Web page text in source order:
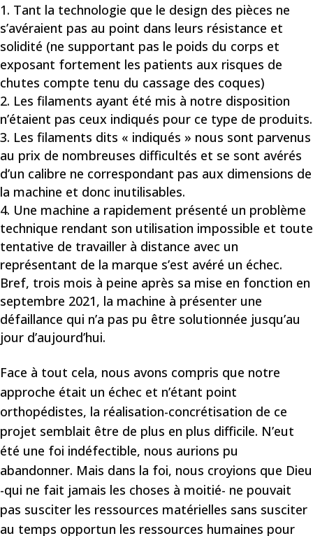
Tant la technologie que le design des pièces ne
s’avéraient pas au point dans leurs résistance et
solidité (ne supportant pas le poids du corps et
exposant fortement les patients aux risques de
chutes compte tenu du cassage des coques)
Les filaments ayant été mis à notre disposition
n’étaient pas ceux indiqués pour ce type de produits.
Les filaments dits « indiqués » nous sont parvenus
au prix de nombreuses difficultés et se sont avérés
d’un calibre ne correspondant pas aux dimensions de
la machine et donc inutilisables.
Une machine a rapidement présenté un problème
technique rendant son utilisation impossible et toute
tentative de travailler à distance avec un
représentant de la marque s’est avéré un échec.
Bref, trois mois à peine après sa mise en fonction en
septembre 2021, la machine à présenter une
défaillance qui n’a pas pu être solutionnée jusqu’au
jour d’aujourd’hui.
Face à tout cela, nous avons compris que notre
approche était un échec et n’étant point
orthopédistes, la réalisation-concrétisation de ce
projet semblait être de plus en plus difficile. N’eut
été une foi indéfectible, nous aurions pu
abandonner. Mais dans la foi, nous croyions que Dieu
-qui ne fait jamais les choses à moitié- ne pouvait
pas susciter les ressources matérielles sans susciter
au temps opportun les ressources humaines pour